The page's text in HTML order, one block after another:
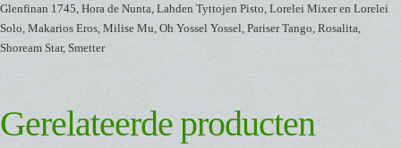
Glenfinan 1745, Hora de Nunta, Lahden Tyttojen Pisto, Lorelei Mixer en Lorelei
Solo, Makarios Eros, Milise Mu, Oh Yossel Yossel, Pariser Tango, Rosalita,
Shoream Star, Smetter
Gerelateerde producten